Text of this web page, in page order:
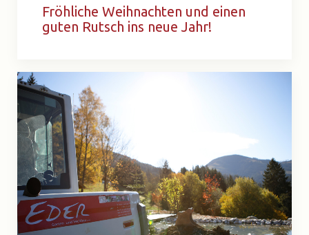
Fröhliche Weihnachten und einen
guten Rutsch ins neue Jahr!